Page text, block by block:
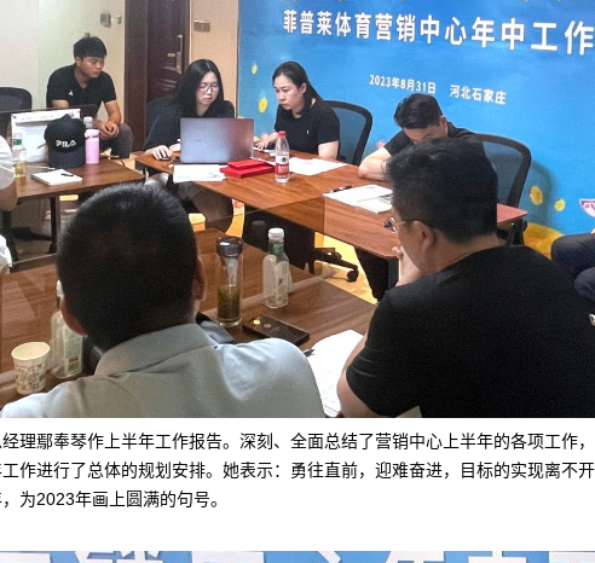
理鄢奉琴作上半年工作报告。深刻、全面总结了营销中心上半年的各项工作
作进行了总体的规划安排。她表示：勇往直前，迎难奋进，目标的实现离不
为2023年画上圆满的句号。